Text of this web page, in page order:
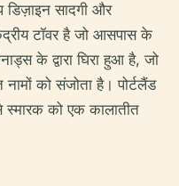
डिज़ाइन सादगी और
टॉवर है जो आसपास के
के द्वारा घिरा हुआ है, जो
को संजोता है। पोर्टलैंड
स्मारक को एक कालातीत